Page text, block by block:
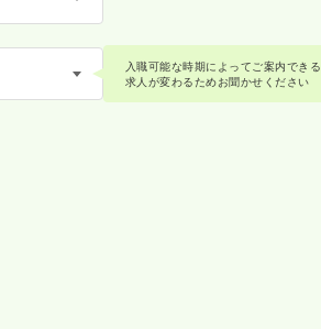
入職可能な時期によってご案内できる
求人が変わるためお聞かせください